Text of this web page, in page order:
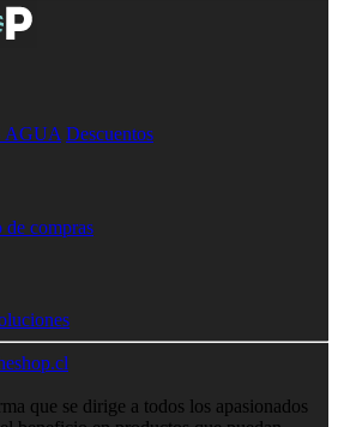
AGUA Descuentos
de compras
que se dirige a todos los apasionados